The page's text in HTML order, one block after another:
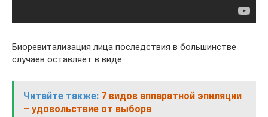
Биоревитализация лица последствия в большинстве
случаев оставляет в виде:
Читайте также: 7 видов аппаратной эпиляции
– удовольствие от выбора